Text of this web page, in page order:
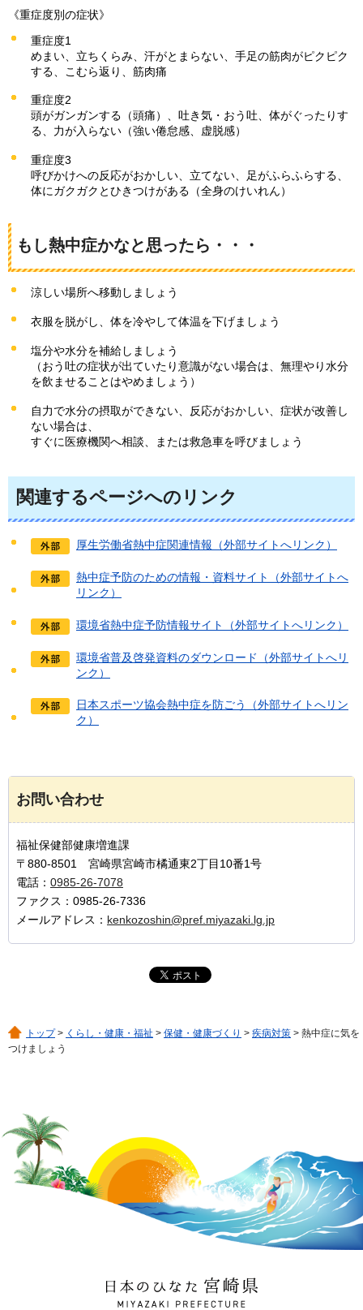
《重症度別の症状》
重症度1
めまい、立ちくらみ、汗がとまらない、手足の筋肉がピクピク
する、こむら返り、筋肉痛
重症度2
頭がガンガンする（頭痛）、吐き気・おう吐、体がぐったりす
る、力が入らない（強い倦怠感、虚脱感）
重症度3
呼びかけへの反応がおかしい、立てない、足がふらふらする、
体にガクガクとひきつけがある（全身のけいれん）
もし熱中症かなと思ったら・・・
涼しい場所へ移動しましょう
衣服を脱がし、体を冷やして体温を下げましょう
塩分や水分を補給しましょう
（おう吐の症状が出ていたり意識がない場合は、無理やり水分
を飲ませることはやめましょう）
自力で水分の摂取ができない、反応がおかしい、症状が改善し
ない場合は、
すぐに医療機関へ相談、または救急車を呼びましょう
関連するページへのリンク
厚生労働省熱中症関連情報（外部サイトへリンク）
熱中症予防のための情報・資料サイト（外部サイトへ
リンク）
環境省熱中症予防情報サイト（外部サイトへリンク）
環境省普及啓発資料のダウンロード（外部サイトへリ
ンク）
日本スポーツ協会熱中症を防ごう（外部サイトへリン
ク）
お問い合わせ
福祉保健部健康増進課
〒880-8501 宮崎県宮崎市橘通東2丁目10番1号
電話： 0985-26-7078
ファクス：0985-26-7336
メールアドレス： kenkozoshin@pref.miyazaki.lg.jp
トップ> くらし・健康・福祉 > 保健・健康づくり > 疾病対策 > 熱中症に気を
つけましょう
日本のひなた 宮崎県
MIYAZAKI PREFECTURE